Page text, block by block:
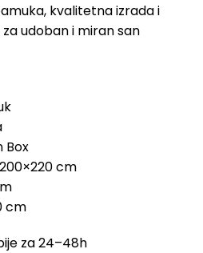
kvalitetna izrada i
udoban i miran san
Box
cm
cm
za 24–48h